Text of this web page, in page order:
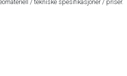
/ tekniske spesifikasjoner / priser.